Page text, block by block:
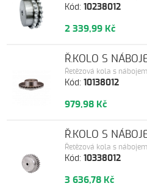
Kód:10238012
2 339,99 Kč
Kód:10138012
Řetězová kola s nábojem
Ř.KOLO S
979,98 Kč
Kód:10338012
Řetězová kola s nábojem
Ř.KOLO S
3 636,78 Kč